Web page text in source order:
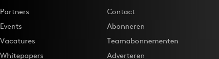
Partners
Events
Vacatures
Whitepapers
Contact
Abonneren
Teamabonnementen
Adverteren